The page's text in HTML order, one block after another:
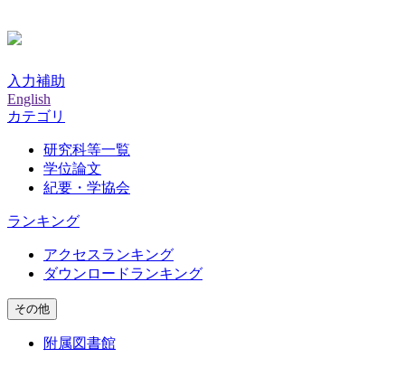
入力補助
English
カテゴリ
研究科等一覧
学位論文
紀要・学協会
ランキング
アクセスランキング
ダウンロードランキング
その他
附属図書館